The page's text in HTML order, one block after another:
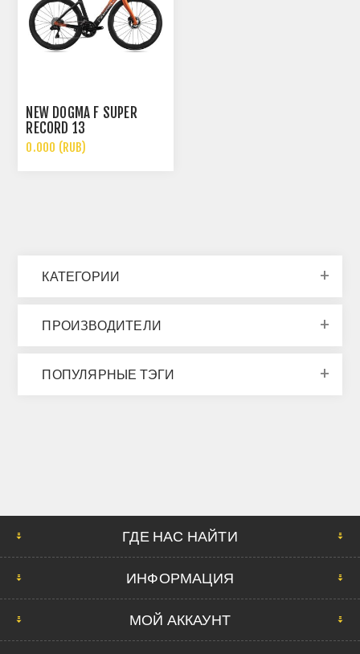
NEW DOGMA F SUPER
RECORD 13
0.000 (RUB)
КАТЕГОРИИ
ПРОИЗВОДИТЕЛИ
ПОПУЛЯРНЫЕ ТЭГИ
ГДЕ НАС НАЙТИ
ИНФОРМАЦИЯ
МОЙ АККАУНТ